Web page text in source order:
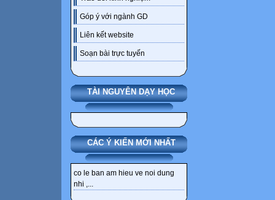
Góp ý với ngành GD
Liên kết website
Soạn bài trực tuyến
TÀI NGUYÊN DẠY HỌC
CÁC Ý KIẾN MỚI NHẤT
co le ban am hieu ve noi dung
nhi ,...